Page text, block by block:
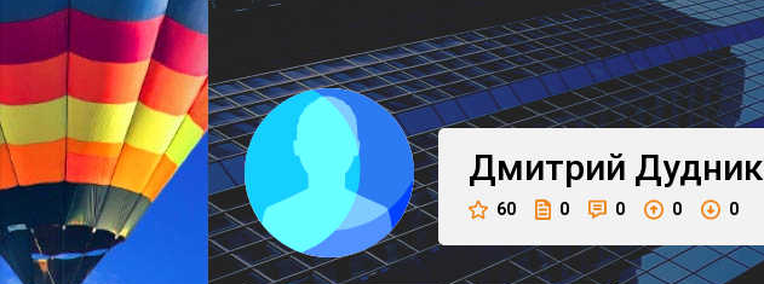
Дмитрий Дудник
60 0 0 0 0